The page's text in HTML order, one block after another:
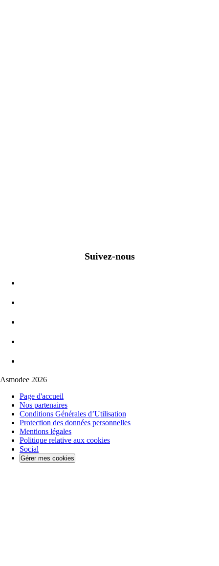
Suivez-nous
Asmodee 2026
Page d'accueil
Nos partenaires
Conditions Générales d’Utilisation
Protection des données personnelles
Mentions légales
Politique relative aux cookies
Social
Gérer mes cookies